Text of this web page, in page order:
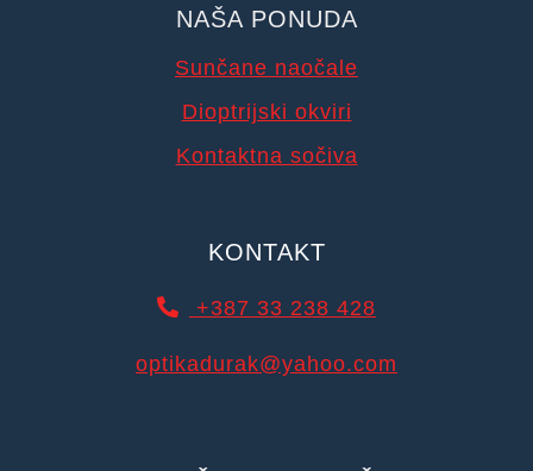
NAŠA PONUDA
Sunčane naočale
Dioptrijski okviri
Kontaktna sočiva
KONTAKT
+387 33 238 428
optikadurak@yahoo.com